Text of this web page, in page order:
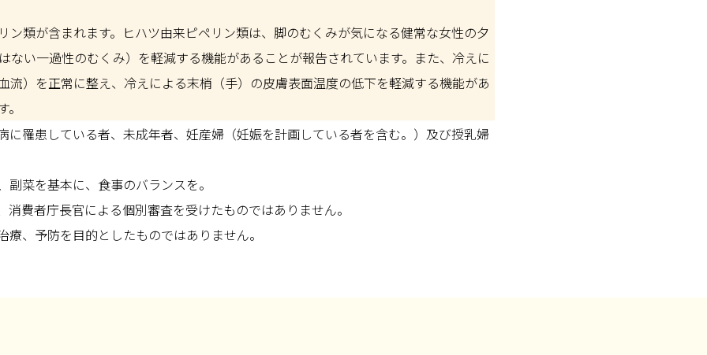
ン類が含まれます。ヒハツ由来ピペリン類は、脚のむくみが気になる健常な女性の夕
ない一過性のむくみ）を軽減する機能があることが報告されています。また、冷えに
流）を正常に整え、冷えによる末梢（手）の皮膚表面温度の低下を軽減する機能があ
罹患している者、未成年者、妊産婦（妊娠を計画している者を含む。）及び授乳婦
菜を基本に、食事のバランスを。
費者庁長官による個別審査を受けたものではありません。
、予防を目的としたものではありません。